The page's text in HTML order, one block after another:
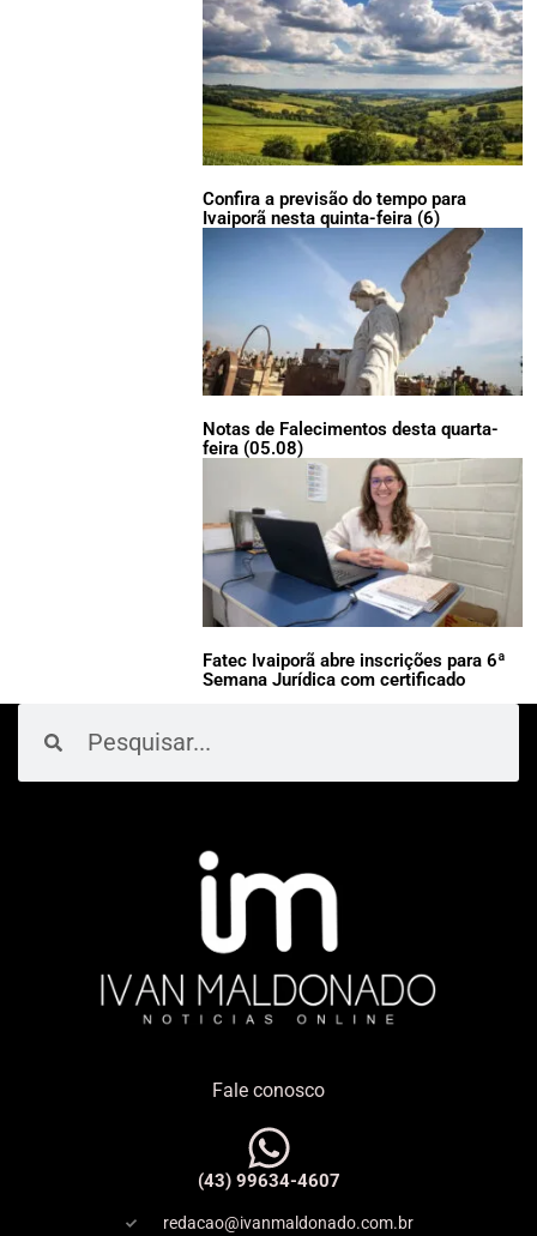
Confira a previsão do tempo para
Ivaiporã nesta quinta-feira (6)
Notas de Falecimentos desta quarta-
feira (05.08)
Fatec Ivaiporã abre inscrições para 6ª
Semana Jurídica com certificado
Fale conosco
(43) 99634-4607
redacao@ivanmaldonado.com.br